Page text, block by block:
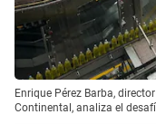
Enrique Pérez Barba,
Continental, analiza el